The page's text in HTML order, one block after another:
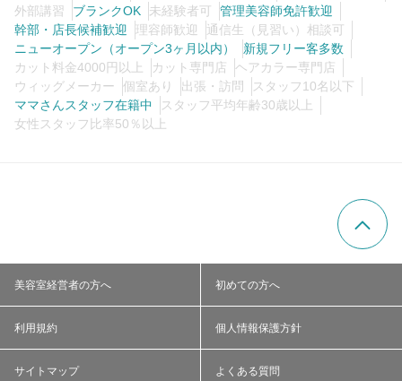
外部講習
ブランクOK 未経験者可
管理美容師免許歓迎
幹部・店長候補歓迎
理容師歓迎
通信生（見習い）相談可
ニューオープン（オープン3ヶ月以内）
新規フリー客多数
カット料金4000円以上
カット専門店
ヘアカラー専門店
ウィッグメーカー
個室あり 出張・訪問
スタッフ10名以下
ママさんスタッフ在籍中
スタッフ平均年齢30歳以上
女性スタッフ比率50％以上
美容室経営者の方へ 初めての方へ
利用規約 個人情報保護方針
サイトマップ よくある質問